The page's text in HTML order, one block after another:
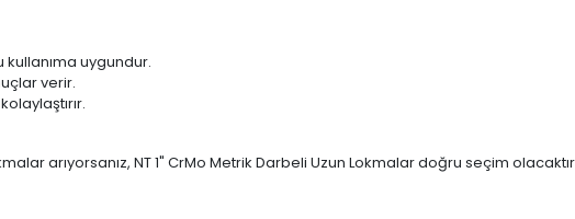
uygundur.
verir.
arıyorsanız, NT 1" CrMo Metrik Darbeli Uzun Lokmalar doğru seçim